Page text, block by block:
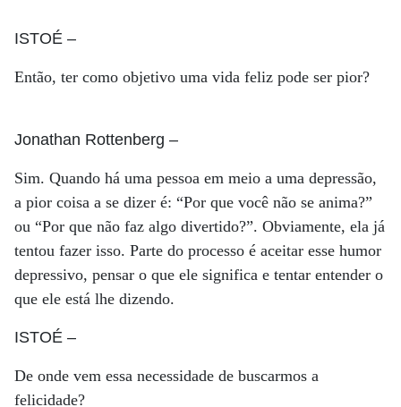
ISTOÉ –
Então, ter como objetivo uma vida feliz pode ser pior?
Jonathan Rottenberg –
Sim. Quando há uma pessoa em meio a uma depressão,
a pior coisa a se dizer é: “Por que você não se anima?”
ou “Por que não faz algo divertido?”. Obviamente, ela já
tentou fazer isso. Parte do processo é aceitar esse humor
depressivo, pensar o que ele significa e tentar entender o
que ele está lhe dizendo.
ISTOÉ –
De onde vem essa necessidade de buscarmos a
felicidade?